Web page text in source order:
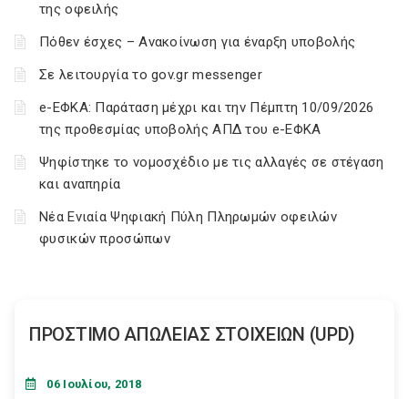
της οφειλής
Πόθεν έσχες – Ανακοίνωση για έναρξη υποβολής
Σε λειτουργία το gov.gr messenger
e-ΕΦΚΑ: Παράταση μέχρι και την Πέμπτη 10/09/2026
της προθεσμίας υποβολής ΑΠΔ του e-ΕΦΚΑ
Ψηφίστηκε το νομοσχέδιο με τις αλλαγές σε στέγαση
και αναπηρία
Νέα Ενιαία Ψηφιακή Πύλη Πληρωμών οφειλών
φυσικών προσώπων
ΠΡΟΣΤΙΜΟ ΑΠΩΛΕΙΑΣ ΣΤΟΙΧΕΙΩΝ (UPD)
06 Ιουλίου, 2018